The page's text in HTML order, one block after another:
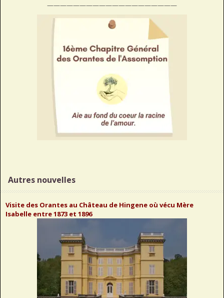
————————————————————
Autres nouvelles
Visite des Orantes au Château de Hingene où vécu Mère
Isabelle entre 1873 et 1896